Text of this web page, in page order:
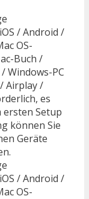
/ Android /
OS-
Buch /
Windows-PC
Airplay /
es
ersten Setup
können Sie
Geräte
/ Android /
OS-